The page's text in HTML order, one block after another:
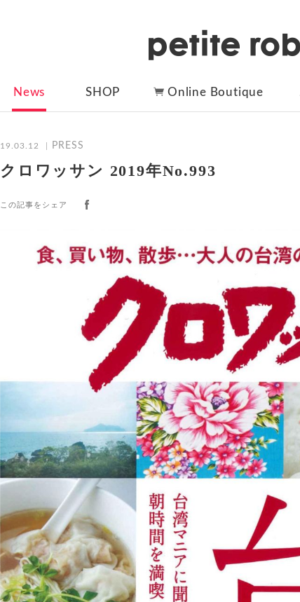
News SHOP Online Boutique
19.03.12 PRESS
クロワッサン 2019年No.993
この記事をシェア